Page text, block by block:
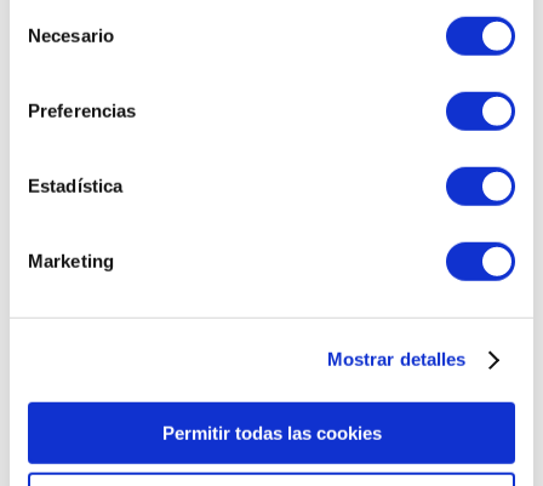
Necesario
Preferencias
Estadística
Marketing
Mostrar detalles
Permitir todas las cookies
WhatsApp al
Productos con
características similares